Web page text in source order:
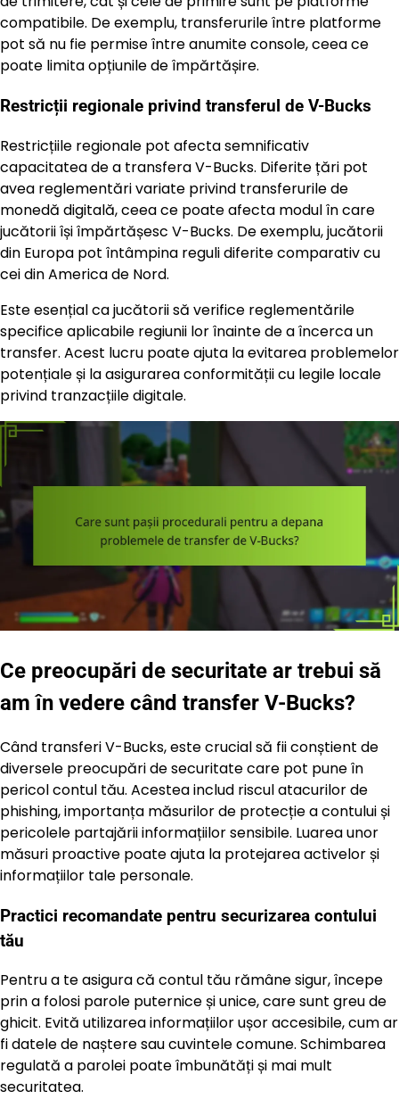
compatibile. De exemplu, transferurile între platforme
pot să nu fie permise între anumite console, ceea ce
poate limita opțiunile de împărtășire.
Restricții regionale privind transferul de V-Bucks
Restricțiile regionale pot afecta semnificativ
capacitatea de a transfera V-Bucks. Diferite țări pot
avea reglementări variate privind transferurile de
monedă digitală, ceea ce poate afecta modul în care
jucătorii își împărtășesc V-Bucks. De exemplu, jucătorii
din Europa pot întâmpina reguli diferite comparativ cu
cei din America de Nord.
Este esențial ca jucătorii să verifice reglementările
specifice aplicabile regiunii lor înainte de a încerca un
transfer. Acest lucru poate ajuta la evitarea problemelor
potențiale și la asigurarea conformității cu legile locale
privind tranzacțiile digitale.
Ce preocupări de securitate ar trebui să
am în vedere când transfer V-Bucks?
Când transferi V-Bucks, este crucial să fii conștient de
diversele preocupări de securitate care pot pune în
pericol contul tău. Acestea includ riscul atacurilor de
phishing, importanța măsurilor de protecție a contului și
pericolele partajării informațiilor sensibile. Luarea unor
măsuri proactive poate ajuta la protejarea activelor și
informațiilor tale personale.
Practici recomandate pentru securizarea contului
tău
Pentru a te asigura că contul tău rămâne sigur, începe
prin a folosi parole puternice și unice, care sunt greu de
ghicit. Evită utilizarea informațiilor ușor accesibile, cum ar
fi datele de naștere sau cuvintele comune. Schimbarea
regulată a parolei poate îmbunătăți și mai mult
securitatea.